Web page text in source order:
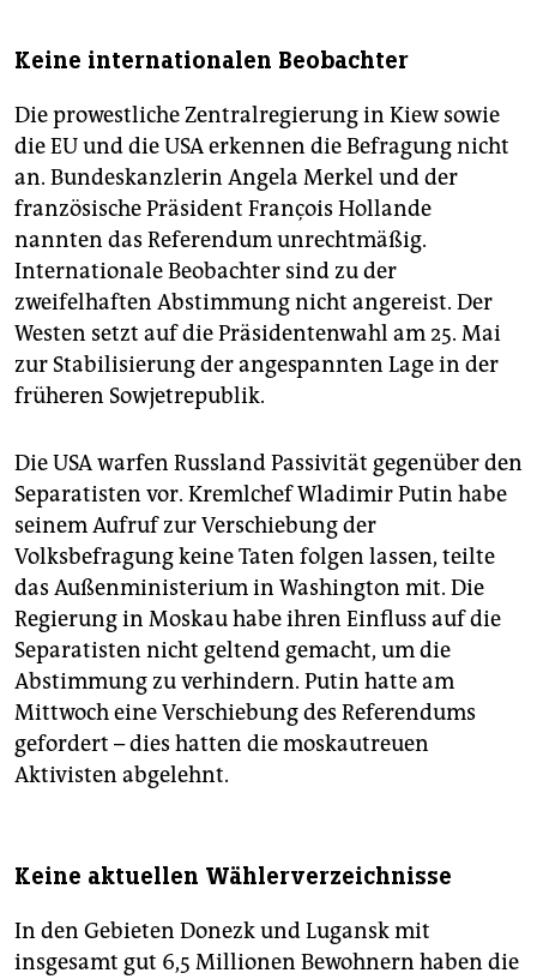
Keine internationalen Beobachter
Die prowestliche Zentralregierung in Kiew sowie
die EU und die USA erkennen die Befragung nicht
an. Bundeskanzlerin Angela Merkel und der
französische Präsident François Hollande
nannten das Referendum unrechtmäßig.
Internationale Beobachter sind zu der
zweifelhaften Abstimmung nicht angereist. Der
Westen setzt auf die Präsidentenwahl am 25. Mai
zur Stabilisierung der angespannten Lage in der
früheren Sowjetrepublik.
Die USA warfen Russland Passivität gegenüber den
Separatisten vor. Kremlchef Wladimir Putin habe
seinem Aufruf zur Verschiebung der
Volksbefragung keine Taten folgen lassen, teilte
das Außenministerium in Washington mit. Die
Regierung in Moskau habe ihren Einfluss auf die
Separatisten nicht geltend gemacht, um die
Abstimmung zu verhindern. Putin hatte am
Mittwoch eine Verschiebung des Referendums
gefordert – dies hatten die moskautreuen
Aktivisten abgelehnt.
Keine aktuellen Wählerverzeichnisse
In den Gebieten Donezk und Lugansk mit
insgesamt gut 6,5 Millionen Bewohnern haben die